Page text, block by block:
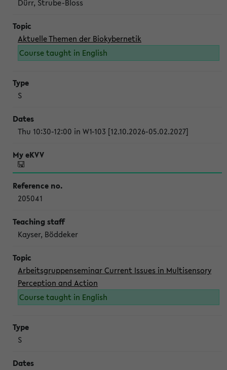
Dürr, Strube-Bloss
Aktuelle Themen der Biokybernetik
Course taught in English
S
Thu 10:30-12:00 in W1-103 [12.10.2026-05.02.2027]
205041
Kayser, Böddeker
Arbeitsgruppenseminar Current Issues in Multisensory
Perception and Action
Course taught in English
S